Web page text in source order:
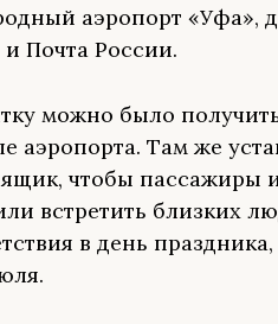
аэропорт «Уфа»,
и Почта России.
можно было
аэропорта. Там же
чтобы пассажиры и
встретить близких
в день